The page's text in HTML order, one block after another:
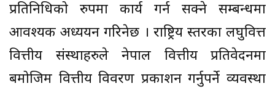
प्रतिनिधिको रुपमा कार्य गर्न सक्ने सम्बन्धमा
आवश्यक अध्ययन गरिनेछ । राष्ट्रिय स्तरका लघुवित्त
वित्तीय संस्थाहरुले नेपाल वित्तीय प्रतिवेदनमा
बमोजिम वित्तीय विवरण प्रकाशन गर्नुपर्ने व्यवस्था